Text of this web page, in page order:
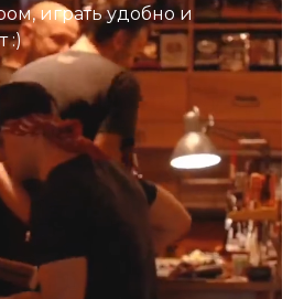
играть удобно и
:)